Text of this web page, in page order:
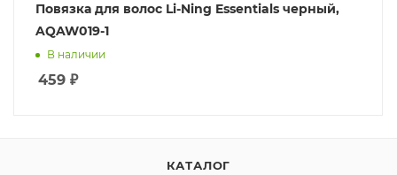
Повязка для волос Li-Ning Essentials черный,
AQAW019-1
В наличии
459 ₽
КАТАЛОГ